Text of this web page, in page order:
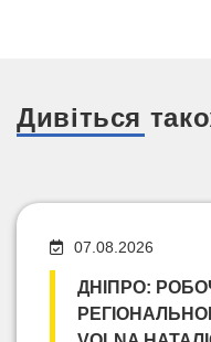
Дивіться
07.08.2026
ДНІПРО: